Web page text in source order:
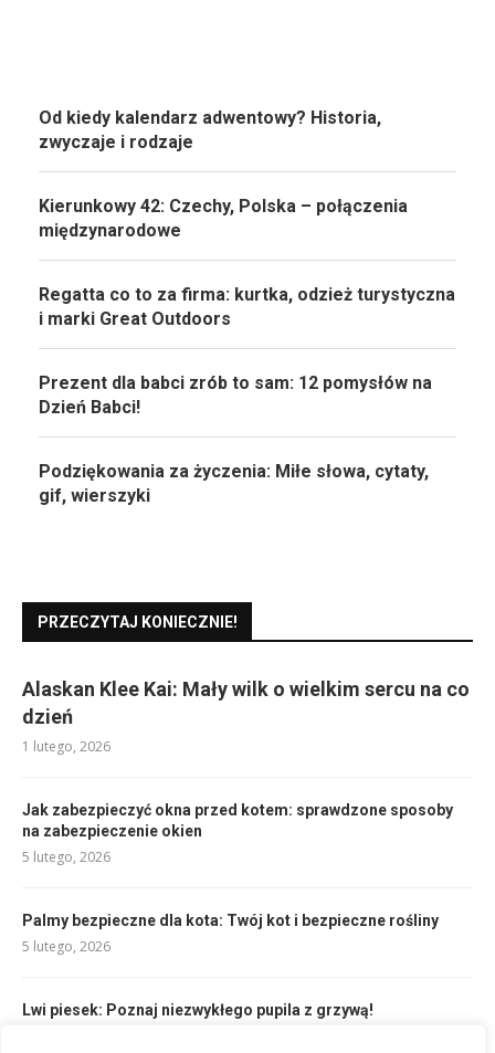
Od kiedy kalendarz adwentowy? Historia,
zwyczaje i rodzaje
Kierunkowy 42: Czechy, Polska – połączenia
międzynarodowe
Regatta co to za firma: kurtka, odzież turystyczna
i marki Great Outdoors
Prezent dla babci zrób to sam: 12 pomysłów na
Dzień Babci!
Podziękowania za życzenia: Miłe słowa, cytaty,
gif, wierszyki
PRZECZYTAJ KONIECZNIE!
Alaskan Klee Kai: Mały wilk o wielkim sercu na co
dzień
1 lutego, 2026
Jak zabezpieczyć okna przed kotem: sprawdzone sposoby
na zabezpieczenie okien
5 lutego, 2026
Palmy bezpieczne dla kota: Twój kot i bezpieczne rośliny
5 lutego, 2026
Lwi piesek: Poznaj niezwykłego pupila z grzywą!